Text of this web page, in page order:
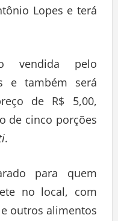
Lopes e terá
vendida pelo
e também será
de R$ 5,00,
de cinco porções
.
para quem
no local, com
outros alimentos